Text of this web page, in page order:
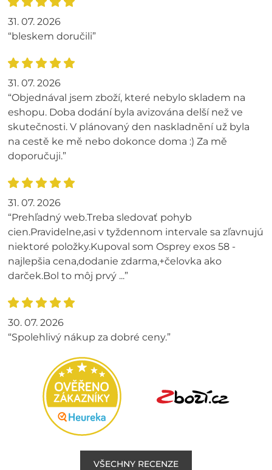
31. 07. 2026
“bleskem doručili”
31. 07. 2026
“Objednával jsem zboží, které nebylo skladem na
eshopu. Doba dodání byla avizována delší než ve
skutečnosti. V plánovaný den naskladnění už byla
na cestě ke mě nebo dokonce doma :) Za mě
doporučuji.”
31. 07. 2026
“Prehľadný web.Treba sledovať pohyb
cien.Pravidelne,asi v tyždennom intervale sa zľavnujú
niektoré položky.Kupoval som Osprey exos 58 -
najlepšia cena,dodanie zdarma,+čelovka ako
darček.Bol to môj prvý ...”
30. 07. 2026
“Spolehlivý nákup za dobré ceny.”
VŠECHNY RECENZE